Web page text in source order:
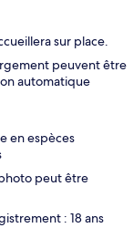
sur place.
peuvent être
automatique
en espèces
peut être
: 18 ans